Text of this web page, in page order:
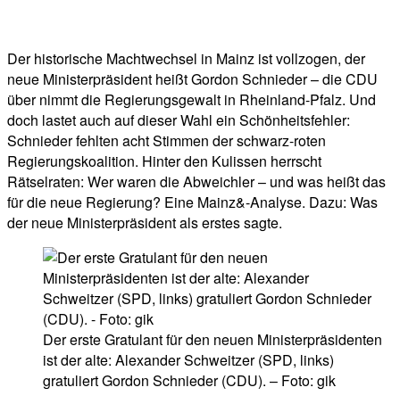
Der historische Machtwechsel in Mainz ist vollzogen, der
neue Ministerpräsident heißt Gordon Schnieder – die CDU
über nimmt die Regierungsgewalt in Rheinland-Pfalz. Und
doch lastet auch auf dieser Wahl ein Schönheitsfehler:
Schnieder fehlten acht Stimmen der schwarz-roten
Regierungskoalition. Hinter den Kulissen herrscht
Rätselraten: Wer waren die Abweichler – und was heißt das
für die neue Regierung? Eine Mainz&-Analyse. Dazu: Was
der neue Ministerpräsident als erstes sagte.
Der erste Gratulant für den neuen Ministerpräsidenten
ist der alte: Alexander Schweitzer (SPD, links)
gratuliert Gordon Schnieder (CDU). – Foto: gik